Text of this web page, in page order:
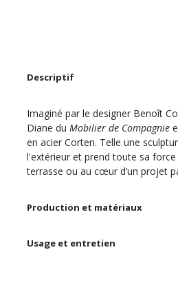
Descriptif
Imaginé par le designer Benoît
Diane du Mobilier de Compagnie
en acier Corten. Telle une
l'extérieur et prend toute sa
terrasse ou au cœur d’un projet
Production et matériaux
Usage et entretien